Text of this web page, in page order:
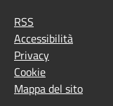
RSS
Accessibilità
Privacy
Cookie
Mappa del sito